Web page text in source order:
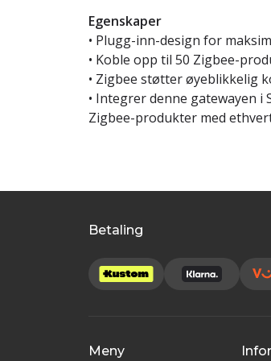
Egenskaper
• Plugg-inn-design for
• Koble opp til 50 Zigbee-
• Zigbee støtter øyeblikkelig
• Integrer denne gatewayen
Zigbee-produkter med
Betaling
Meny